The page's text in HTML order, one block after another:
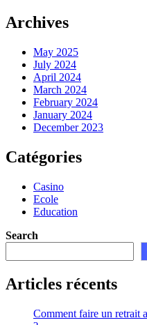
Archives
May 2025
July 2024
April 2024
March 2024
February 2024
January 2024
December 2023
Catégories
Casino
Ecole
Education
Search
Articles récents
Comment faire un retrait